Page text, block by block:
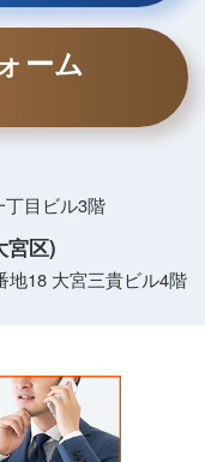
ーム
目ビル3階
宮区)
地18 大宮三貴ビル4階